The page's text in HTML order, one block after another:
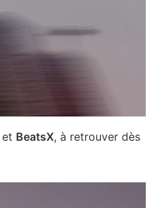
et BeatsX, à retrouver dès